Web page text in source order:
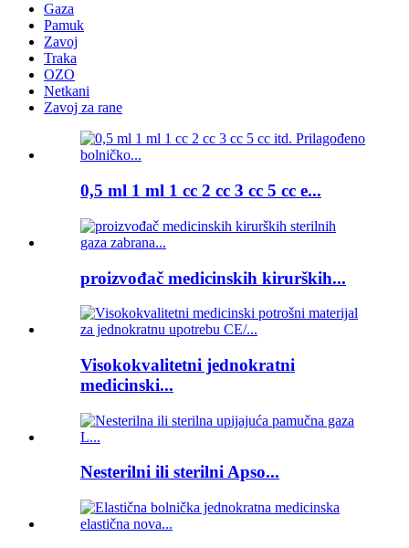
Gaza
Pamuk
Zavoj
Traka
OZO
Netkani
Zavoj za rane
0,5 ml 1 ml 1 cc 2 cc 3 cc 5 cc e...
proizvođač medicinskih kirurških...
Visokokvalitetni jednokratni
medicinski...
Nesterilni ili sterilni Apso...